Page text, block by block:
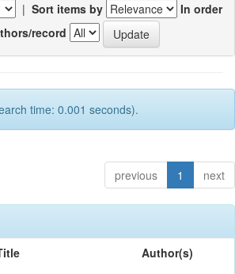
| Sort items by
In order
record
time: 0.001 seconds).
previous 1 next
Author(s)